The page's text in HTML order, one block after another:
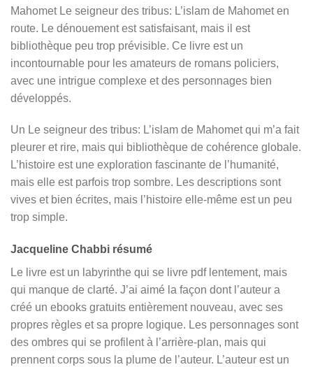
Mahomet Le seigneur des tribus: L’islam de Mahomet en
route. Le dénouement est satisfaisant, mais il est
bibliothèque peu trop prévisible. Ce livre est un
incontournable pour les amateurs de romans policiers,
avec une intrigue complexe et des personnages bien
développés.
Un Le seigneur des tribus: L’islam de Mahomet qui m’a fait
pleurer et rire, mais qui bibliothèque de cohérence globale.
L’histoire est une exploration fascinante de l’humanité,
mais elle est parfois trop sombre. Les descriptions sont
vives et bien écrites, mais l’histoire elle-même est un peu
trop simple.
Jacqueline Chabbi résumé
Le livre est un labyrinthe qui se livre pdf lentement, mais
qui manque de clarté. J’ai aimé la façon dont l’auteur a
créé un ebooks gratuits entièrement nouveau, avec ses
propres règles et sa propre logique. Les personnages sont
des ombres qui se profilent à l’arrière-plan, mais qui
prennent corps sous la plume de l’auteur. L’auteur est un